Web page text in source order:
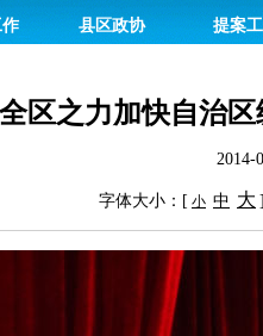
县区政协 提案
区之力加快自治
字体大小：[ 小 中 大